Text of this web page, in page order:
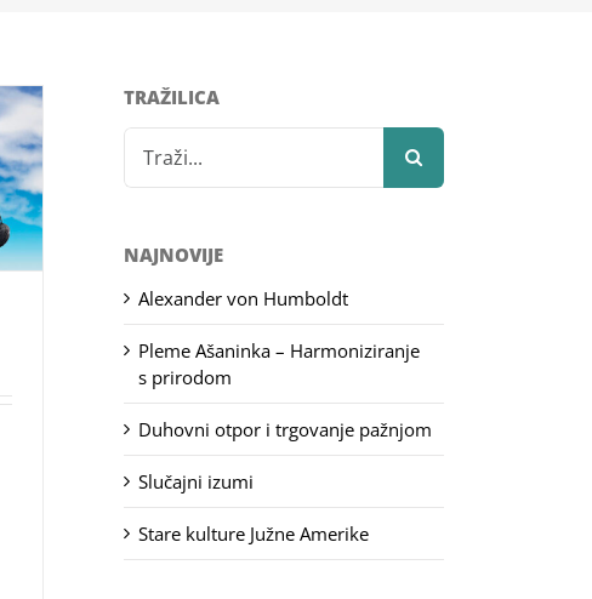
TRAŽILICA
for:
NAJNOVIJE
Alexander von Humboldt
Pleme Ašaninka – Harmoniziranje
s prirodom
Duhovni otpor i trgovanje pažnjom
Slučajni izumi
Stare kulture Južne Amerike